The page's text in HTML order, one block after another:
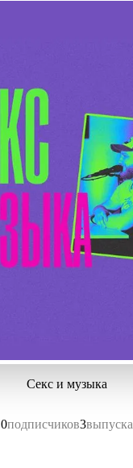
Секс и музыка
0подписчиков3выпуска